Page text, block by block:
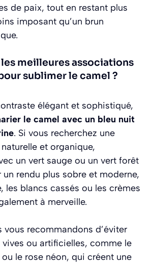
de paix, tout en restant plus
imposant qu’un brun
meilleures associations
sublimer le camel ?
élégant et sophistiqué,
le camel avec un bleu nuit
. Si vous recherchez une
et organique,
un vert sauge ou un vert forêt
un rendu plus sobre et moderne,
les blancs cassés ou les crèmes
à merveille.
vous recommandons d’éviter
ou artificielles, comme le
le rose néon, qui créent une